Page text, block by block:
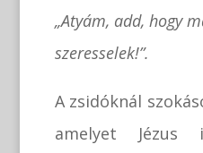
„Atyám, add, hogy
szeresselek!”.
A zsidóknál
amelyet